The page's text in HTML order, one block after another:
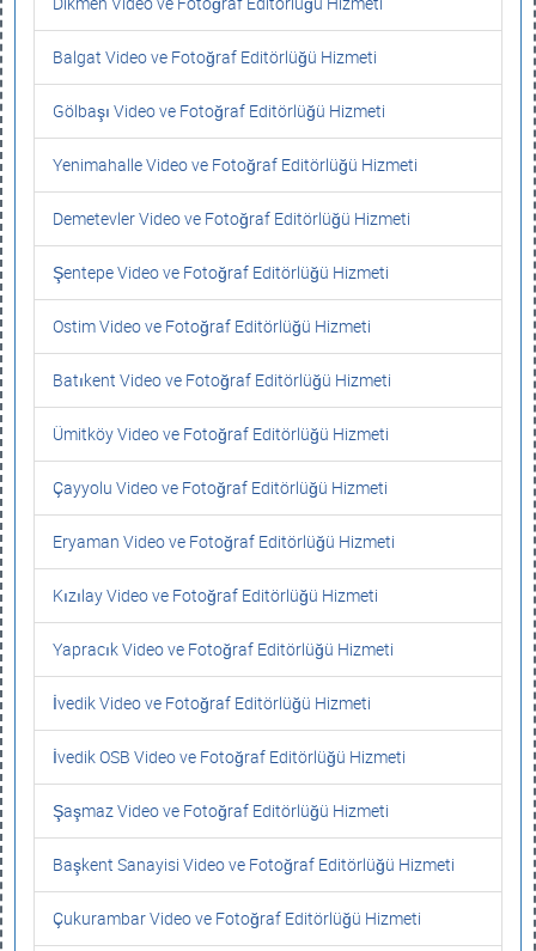
Balgat Video ve Fotoğraf Editörlüğü Hizmeti
Gölbaşı Video ve Fotoğraf Editörlüğü Hizmeti
Yenimahalle Video ve Fotoğraf Editörlüğü Hizmeti
Demetevler Video ve Fotoğraf Editörlüğü Hizmeti
Şentepe Video ve Fotoğraf Editörlüğü Hizmeti
Ostim Video ve Fotoğraf Editörlüğü Hizmeti
Batıkent Video ve Fotoğraf Editörlüğü Hizmeti
Ümitköy Video ve Fotoğraf Editörlüğü Hizmeti
Çayyolu Video ve Fotoğraf Editörlüğü Hizmeti
Eryaman Video ve Fotoğraf Editörlüğü Hizmeti
Kızılay Video ve Fotoğraf Editörlüğü Hizmeti
Yapracık Video ve Fotoğraf Editörlüğü Hizmeti
İvedik Video ve Fotoğraf Editörlüğü Hizmeti
İvedik OSB Video ve Fotoğraf Editörlüğü Hizmeti
Şaşmaz Video ve Fotoğraf Editörlüğü Hizmeti
Başkent Sanayisi Video ve Fotoğraf Editörlüğü Hizmeti
Çukurambar Video ve Fotoğraf Editörlüğü Hizmeti